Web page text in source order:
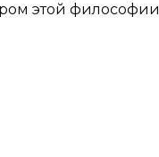
этой философии